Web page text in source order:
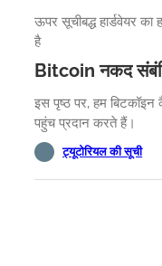
ऊपर सूचीबद्ध हार्डवेयर
है
Bitcoin नकद
इस पृष्ठ पर, हम
पहुंच प्रदान करते हैं।
ट्यूटोरियल की सूची